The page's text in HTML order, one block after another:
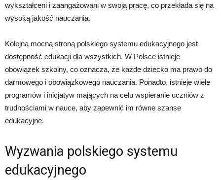
wykształceni i zaangażowani w swoją pracę, co przekłada się na
wysoką jakość nauczania.
Kolejną mocną stroną polskiego systemu edukacyjnego jest
dostępność edukacji dla wszystkich. W Polsce istnieje
obowiązek szkolny, co oznacza, że każde dziecko ma prawo do
darmowego i obowiązkowego nauczania. Ponadto, istnieje wiele
programów i inicjatyw mających na celu wspieranie uczniów z
trudnościami w nauce, aby zapewnić im równe szanse
edukacyjne.
Wyzwania polskiego systemu
edukacyjnego